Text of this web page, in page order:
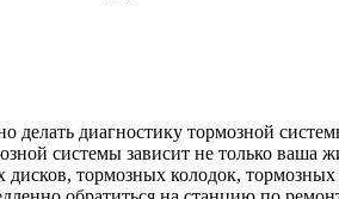
диагностику тормозной
системы зависит не только
тормозных колодок,